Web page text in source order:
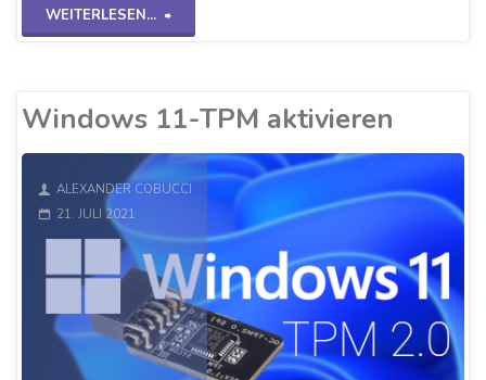
WEITERLESEN...
"RSAT
Windows 11-TPM aktivieren
ALEXANDER COBUCCI
21. JULI 2021